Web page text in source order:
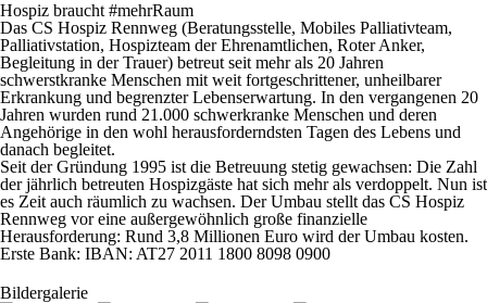
Hospiz braucht #mehrRaum
Das CS Hospiz Rennweg (Beratungsstelle, Mobiles Palliativteam,
Palliativstation, Hospizteam der Ehrenamtlichen, Roter Anker,
Begleitung in der Trauer) betreut seit mehr als 20 Jahren
schwerstkranke Menschen mit weit fortgeschrittener, unheilbarer
Erkrankung und begrenzter Lebenserwartung. In den vergangenen 20
Jahren wurden rund 21.000 schwerkranke Menschen und deren
Angehörige in den wohl herausforderndsten Tagen des Lebens und
danach begleitet.
Seit der Gründung 1995 ist die Betreuung stetig gewachsen: Die Zahl
der jährlich betreuten Hospizgäste hat sich mehr als verdoppelt. Nun ist
es Zeit auch räumlich zu wachsen. Der Umbau stellt das CS Hospiz
Rennweg vor eine außergewöhnlich große finanzielle
Herausforderung: Rund 3,8 Millionen Euro wird der Umbau kosten.
Erste Bank: IBAN: AT27 2011 1800 8098 0900
Bildergalerie